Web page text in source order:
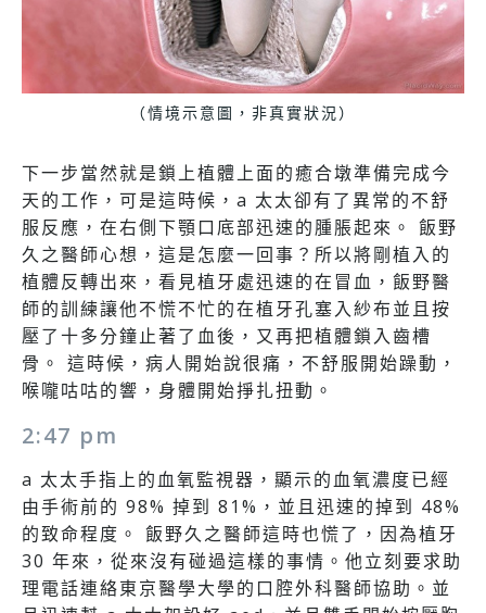
（情境示意圖，非真實狀況）
下一步當然就是鎖上植體上面的癒合墩準備完成今
天的工作，可是這時候，a 太太卻有了異常的不舒
服反應，在右側下顎口底部迅速的腫脹起來。 飯野
久之醫師心想，這是怎麼一回事？所以將剛植入的
植體反轉出來，看見植牙處迅速的在冒血，飯野醫
師的訓練讓他不慌不忙的在植牙孔塞入紗布並且按
壓了十多分鐘止著了血後，又再把植體鎖入齒槽
骨。 這時候，病人開始說很痛，不舒服開始躁動，
喉嚨咕咕的響，身體開始掙扎扭動。
2:47 pm
a 太太手指上的血氧監視器，顯示的血氧濃度已經
由手術前的 98% 掉到 81%，並且迅速的掉到 48%
的致命程度。 飯野久之醫師這時也慌了，因為植牙
30 年來，從來沒有碰過這樣的事情。他立刻要求助
理電話連絡東京醫學大學的口腔外科醫師協助。並